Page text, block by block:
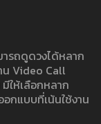
รถดูดวงได้หลาก
Video Call
ห้เลือกหลาก
กแบบที่เน้นใช้งาน